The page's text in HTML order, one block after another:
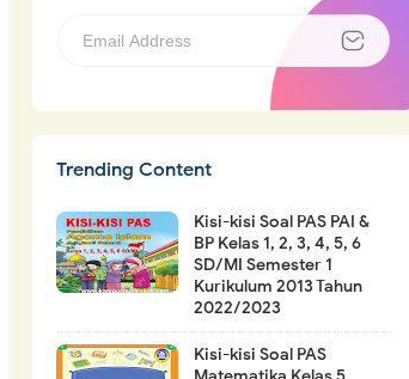
Trending Content
Kisi-kisi Soal PAS PAI &
BP Kelas 1, 2, 3, 4, 5, 6
SD/MI Semester 1
Kurikulum 2013 Tahun
2022/2023
Kisi-kisi Soal PAS